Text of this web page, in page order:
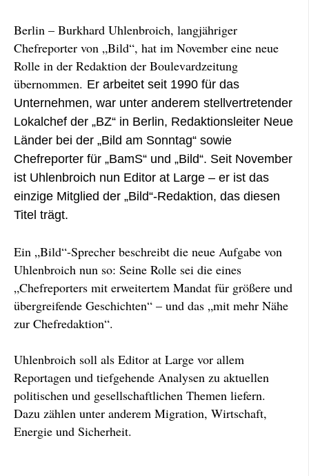
Berlin – Burkhard Uhlenbroich, langjähriger
Chefreporter von „Bild“, hat im November eine neue
Rolle in der Redaktion der Boulevardzeitung
übernommen. Er arbeitet seit 1990 für das
Unternehmen, war unter anderem stellvertretender
Lokalchef der „BZ“ in Berlin, Redaktionsleiter Neue
Länder bei der „Bild am Sonntag“ sowie
Chefreporter für „BamS“ und „Bild“. Seit November
ist Uhlenbroich nun Editor at Large – er ist das
einzige Mitglied der „Bild“-Redaktion, das diesen
Titel trägt.
Ein „Bild“-Sprecher beschreibt die neue Aufgabe von
Uhlenbroich nun so: Seine Rolle sei die eines
„Chefreporters mit erweitertem Mandat für größere und
übergreifende Geschichten“ – und das „mit mehr Nähe
zur Chefredaktion“.
Uhlenbroich soll als Editor at Large vor allem
Reportagen und tiefgehende Analysen zu aktuellen
politischen und gesellschaftlichen Themen liefern.
Dazu zählen unter anderem Migration, Wirtschaft,
Energie und Sicherheit.